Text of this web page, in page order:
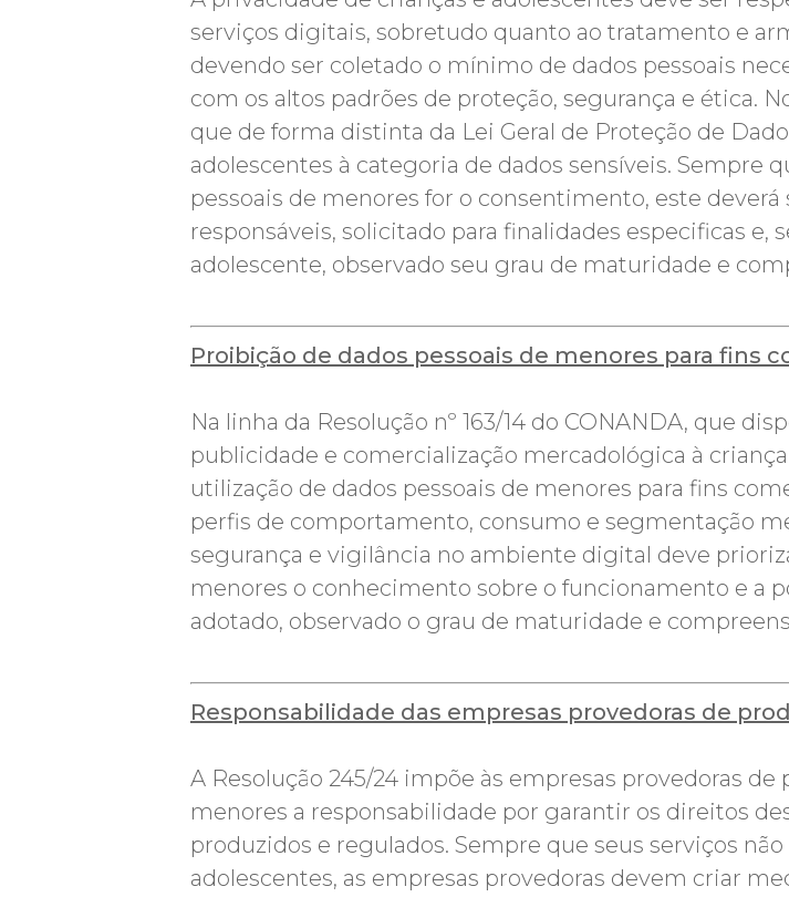
serviços digitais, sobretudo quanto ao tratamento e
devendo ser coletado o mínimo de dados pessoais
com os altos padrões de proteção, segurança e ética.
que de forma distinta da Lei Geral de Proteção de
adolescentes à categoria de dados sensíveis. Sempre
pessoais de menores for o consentimento, este
responsáveis, solicitado para finalidades especificas e,
adolescente, observado seu grau de maturidade e
Proibição de dados pessoais de menores para fins
Na linha da Resolução nº 163/14 do CONANDA, que
publicidade e comercialização mercadológica à
utilização de dados pessoais de menores para fins
perfis de comportamento, consumo e segmentação
segurança e vigilância no ambiente digital deve
menores o conhecimento sobre o funcionamento e a
adotado, observado o grau de maturidade e
Responsabilidade das empresas provedoras de
A Resolução 245/24 impõe às empresas provedoras
menores a responsabilidade por garantir os direitos
produzidos e regulados. Sempre que seus serviços
adolescentes, as empresas provedoras devem criar